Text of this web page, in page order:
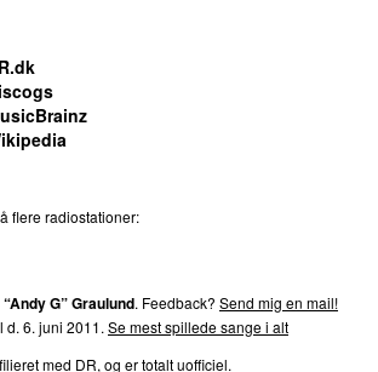
flere radiostationer:
G” Graulund. Feedback? Send mig en mail!
d.6. juni 2011.Se mest spillede sange i alt
med DR, og er totalt uofficiel.